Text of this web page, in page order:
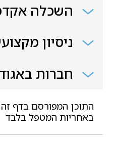
השכלה
ניסיון
חברות
התוכן המפורסם בדף
באחריות המטפל בלבד